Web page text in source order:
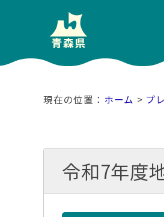
ホーム > プ
令和7年度